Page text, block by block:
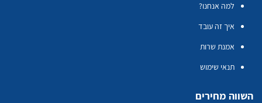
למה אנחנו?
איך זה עובד
אמנת שרות
תנאי שימוש
השווה מחירים